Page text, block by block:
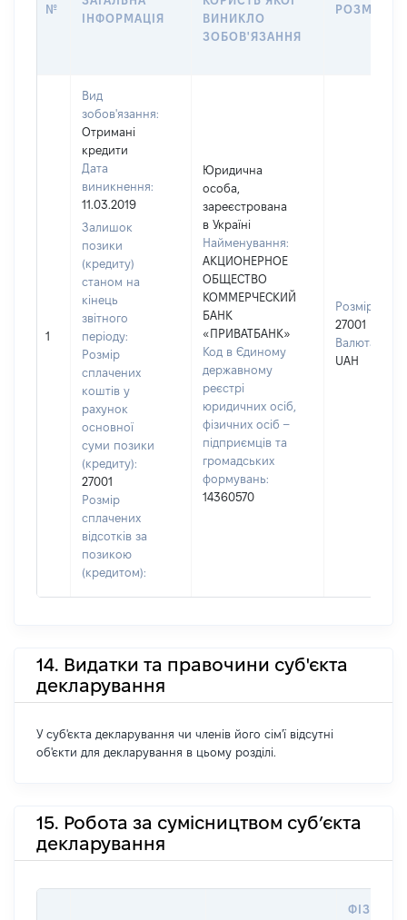
№
ІНФОРМАЦІЯ
ВИНИКЛО
ЗОБОВ'ЯЗАННЯ
РОЗМІР
1
Вид
зобов'язання:
Отримані
кредити
Дата
виникнення:
11.03.2019
Залишок
позики
(кредиту)
станом на
кінець
звітного
періоду:
Розмір
сплачених
коштів у
рахунок
основної
суми позики
(кредиту):
27001
Розмір
сплачених
відсотків за
позикою
(кредитом):
Юридична
особа,
зареєстрована
в Україні
Найменування:
АКЦИОНЕРНОЕ
ОБЩЕСТВО
КОММЕРЧЕСКИЙ
БАНК
«ПРИВАТБАНК»
Код в Єдиному
державному
реєстрі
юридичних осіб,
фізичних осіб –
підприємців та
громадських
формувань:
14360570
Розмір:
27001
Валюта:
UAH
14. Видатки та правочини суб'єкта
декларування
У суб'єкта декларування чи членів його сім'ї відсутні
об'єкти для декларування в цьому розділі.
15. Робота за сумісництвом суб’єкта
декларування